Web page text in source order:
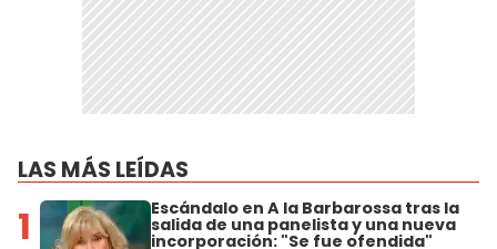
LAS MÁS LEÍDAS
1 Escándalo en A la Barbarossa tras la
salida de una panelista y una nueva
incorporación: "Se fue ofendida"